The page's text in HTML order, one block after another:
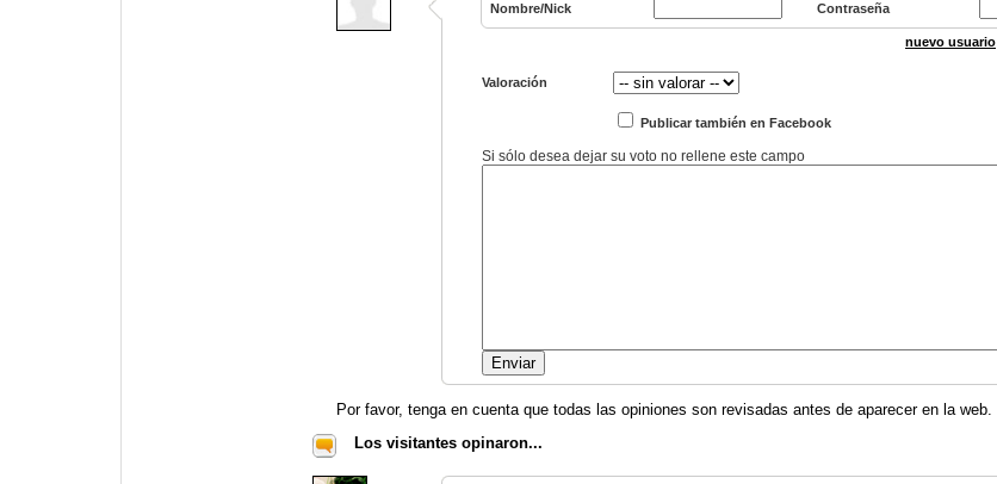
Nombre/Nick Contraseña
nuevo usuario
Valoración
Publicar también en Facebook
Si sólo desea dejar su voto no rellene este campo
Por favor, tenga en cuenta que todas las opiniones son revisadas antes de aparecer en la web.
Los visitantes opinaron...